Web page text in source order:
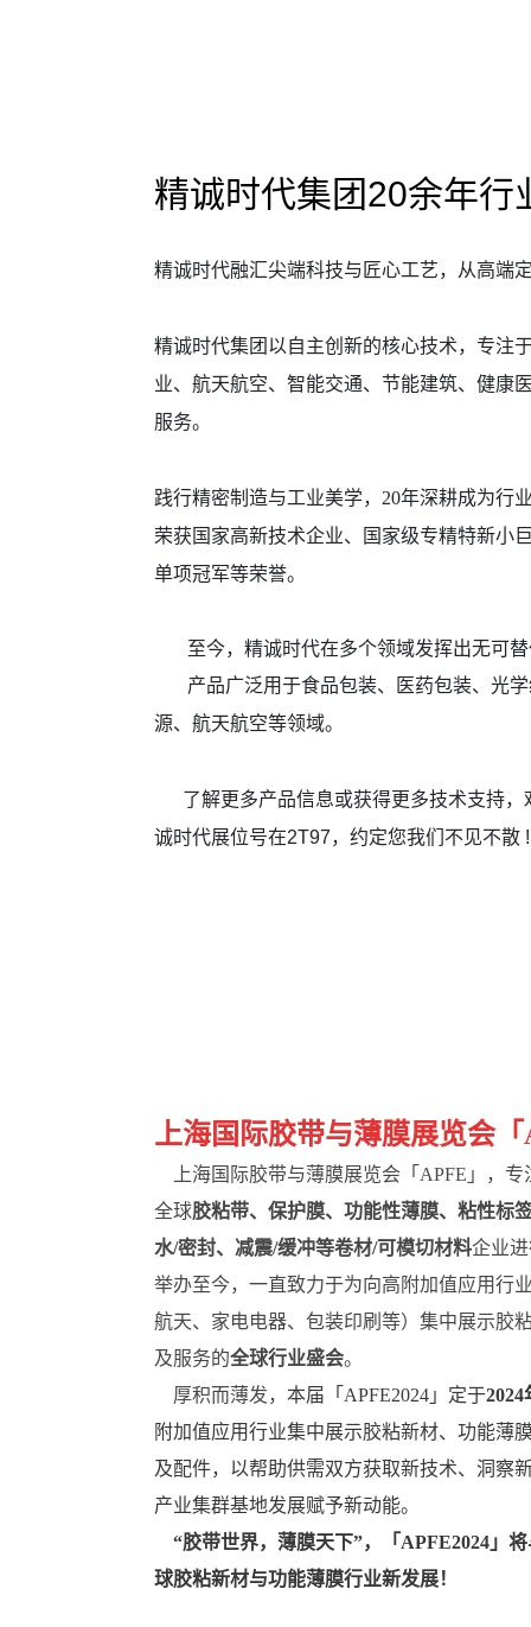
精诚时代集团20余年行
精诚时代融汇尖端科技与匠心工艺，从高端
精诚时代集团以自主创新的核心技术，专注
业、航天航空、智能交通、节能建筑、健康
服务。
践行精密制造与工业美学，20年深耕成为行
荣获国家高新技术企业、国家级专精特新小
单项冠军等荣誉。
至今，精诚时代在多个领域发挥出无可
产品广泛用于食品包装、医药包装、光
源、航天航空等领域。
了解更多产品信息或获得更多技术支持，
诚时代展位号在2T97，约定您我们不见不散 !
上海国际胶带与薄膜展览会「
上海国际胶带与薄膜展览会「 APFE」，
全球胶粘带、保护膜、功能性薄膜、 粘性标
水/密封、减震/缓冲等卷材/可模切材料企业
举办至今，一直致力于为向高附加值应用行
航天、家电电器、包装印刷等）集中展示胶
及服务的全球行业盛会。
厚积而薄发， 本届「APFE2024」定于2024
附加值应用行业集中展示胶粘新材、功能薄
及配件，以帮助供需双方获取新技术、洞察
产业集群基地发展赋予新动能。
“胶带世界，薄膜天下”，「APFE2024」
球胶粘新材与功能薄膜行业新发展！